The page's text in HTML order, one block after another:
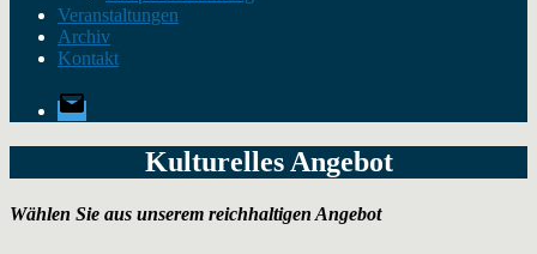
Veranstaltungen
Archiv
Kontakt
E-
Mail
Kulturelles Angebot
Wählen Sie aus unserem reichhaltigen Angebot